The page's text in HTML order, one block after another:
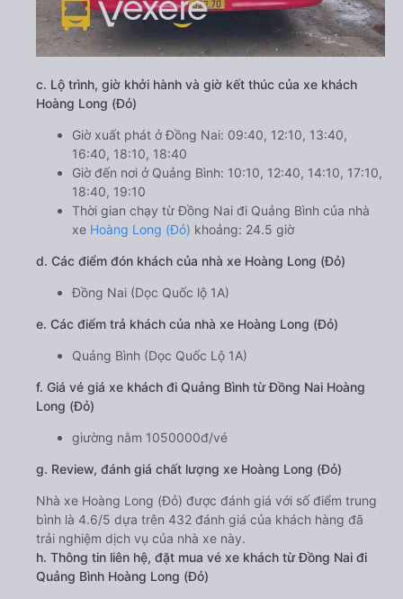
c. Lộ trình, giờ khởi hành và giờ kết thúc của xe khách
Hoàng Long (Đỏ)
Giờ xuất phát ở Đồng Nai: 09:40, 12:10, 13:40,
16:40, 18:10, 18:40
Giờ đến nơi ở Quảng Bình: 10:10, 12:40, 14:10, 17:10,
18:40, 19:10
Thời gian chạy từ Đồng Nai đi Quảng Bình của nhà
xe Hoàng Long (Đỏ) khoảng: 24.5 giờ
d. Các điểm đón khách của nhà xe Hoàng Long (Đỏ)
Đồng Nai (Dọc Quốc lộ 1A)
e. Các điểm trả khách của nhà xe Hoàng Long (Đỏ)
Quảng Bình (Dọc Quốc Lộ 1A)
f. Giá vé giá xe khách đi Quảng Bình từ Đồng Nai Hoàng
Long (Đỏ)
giường nằm 1050000đ/vé
g. Review, đánh giá chất lượng xe Hoàng Long (Đỏ)
Nhà xe Hoàng Long (Đỏ) được đánh giá với số điểm trung
bình là 4.6/5 dựa trên 432 đánh giá của khách hàng đã
trải nghiệm dịch vụ của nhà xe này.
h. Thông tin liên hệ, đặt mua vé xe khách từ Đồng Nai đi
Quảng Bình Hoàng Long (Đỏ)